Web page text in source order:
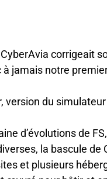
rapport
Louis
et c'était donc
quelques
SmartCIP, le